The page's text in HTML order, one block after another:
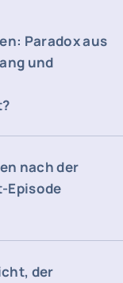
Paradox aus
und
nach der
Episode
der